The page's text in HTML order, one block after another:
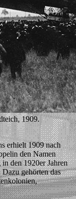
1909.
erhielt 1909 nach
den Namen
den 1920er Jahren
gehörten das